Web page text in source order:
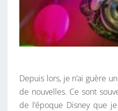
Depuis lors, je n’ai guère
de nouvelles. Ce sont
de l’époque Disney que